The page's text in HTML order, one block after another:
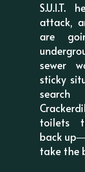
S.U.I.T.
attack,
are
sewer
sticky
toilets
back
take the